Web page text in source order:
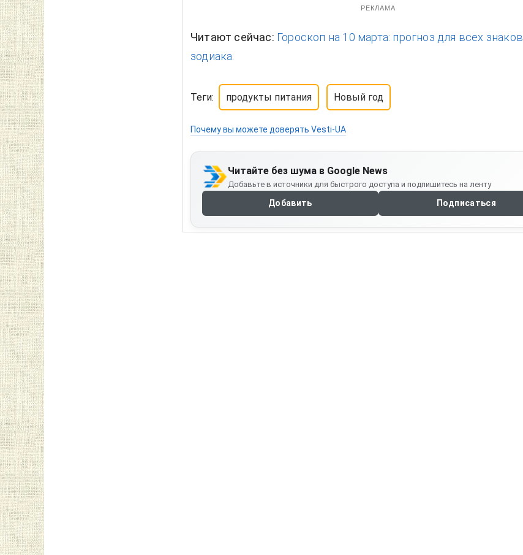
РЕКЛАМА
Читают сейчас: Гороскоп на 10 марта: прогноз для всех знаков
зодиака.
Теги: продукты питания Новый год
Почему вы можете доверять Vesti-UA
Читайте без шума в Google News
Добавьте в источники для быстрого доступа и подпишитесь на ленту
Добавить Подписаться